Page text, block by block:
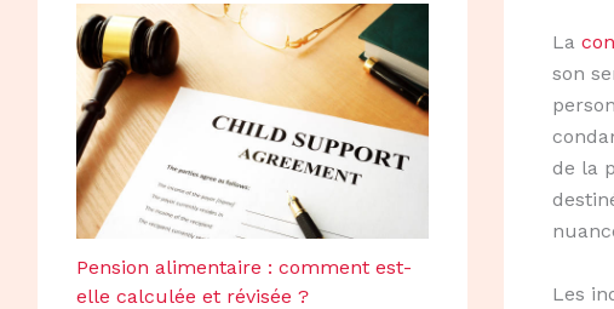
Pension alimentaire : comment est-
elle calculée et révisée ?
La
son
de la
Les